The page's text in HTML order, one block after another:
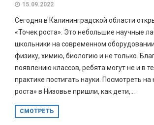
15.09.2022
Сегодня в Калининградской области
«Точек роста». Это небольшие научные
школьники на современном
физику, химию, биологию и не только.
появлению классов, ребята могут не и в
практике постигать науки. Посмотреть на
роста» в Низовье пришли, как дети,...
СМОТРЕТЬ